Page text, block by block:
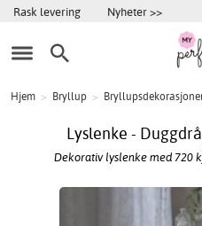
Rask levering Nyheter >>
Hjem > Bryllup >
Lyslenke -
Dekorativ lyslenke med 720